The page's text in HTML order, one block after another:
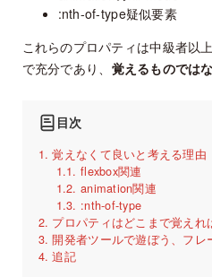
:nth-of-type疑似要素
これらのプロパティは中級者以
で充分であり、 覚えるものでは
目次
覚えなくて良いと考える理由
flexbox関連
animation関連
:nth-of-type
プロパティはどこまで覚えれ
開発者ツールで遊ぼう、フレ
追記